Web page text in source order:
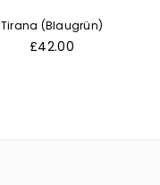
Tirana (Blaugrün)
Normaler
£42.00